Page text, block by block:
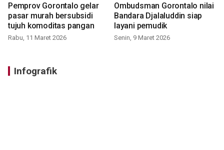
Pemprov Gorontalo gelar
pasar murah bersubsidi
tujuh komoditas pangan
Rabu, 11 Maret 2026
Ombudsman Gorontalo nilai
Bandara Djalaluddin siap
layani pemudik
Senin, 9 Maret 2026
Infografik